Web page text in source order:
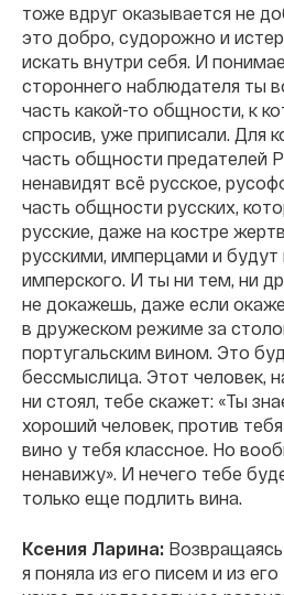
тоже вдруг оказывается не
это добро, судорожно и
искать внутри себя. И
стороннего наблюдателя ты
часть какой-то общности, к
спросив, уже приписали. Для
часть общности предателей
ненавидят всё русское,
часть общности русских,
русские, даже на костре
русскими, имперцами и будут
имперского. И ты ни тем, ни
не докажешь, даже если
в дружеском режиме за
португальским вином. Это
бессмыслица. Этот человек,
ни стоял, тебе скажет: «Ты
хороший человек, против
вино у тебя классное. Но
ненавижу». И нечего тебе
только еще подлить вина.
Ксения Ларина:
я поняла из его писем и из